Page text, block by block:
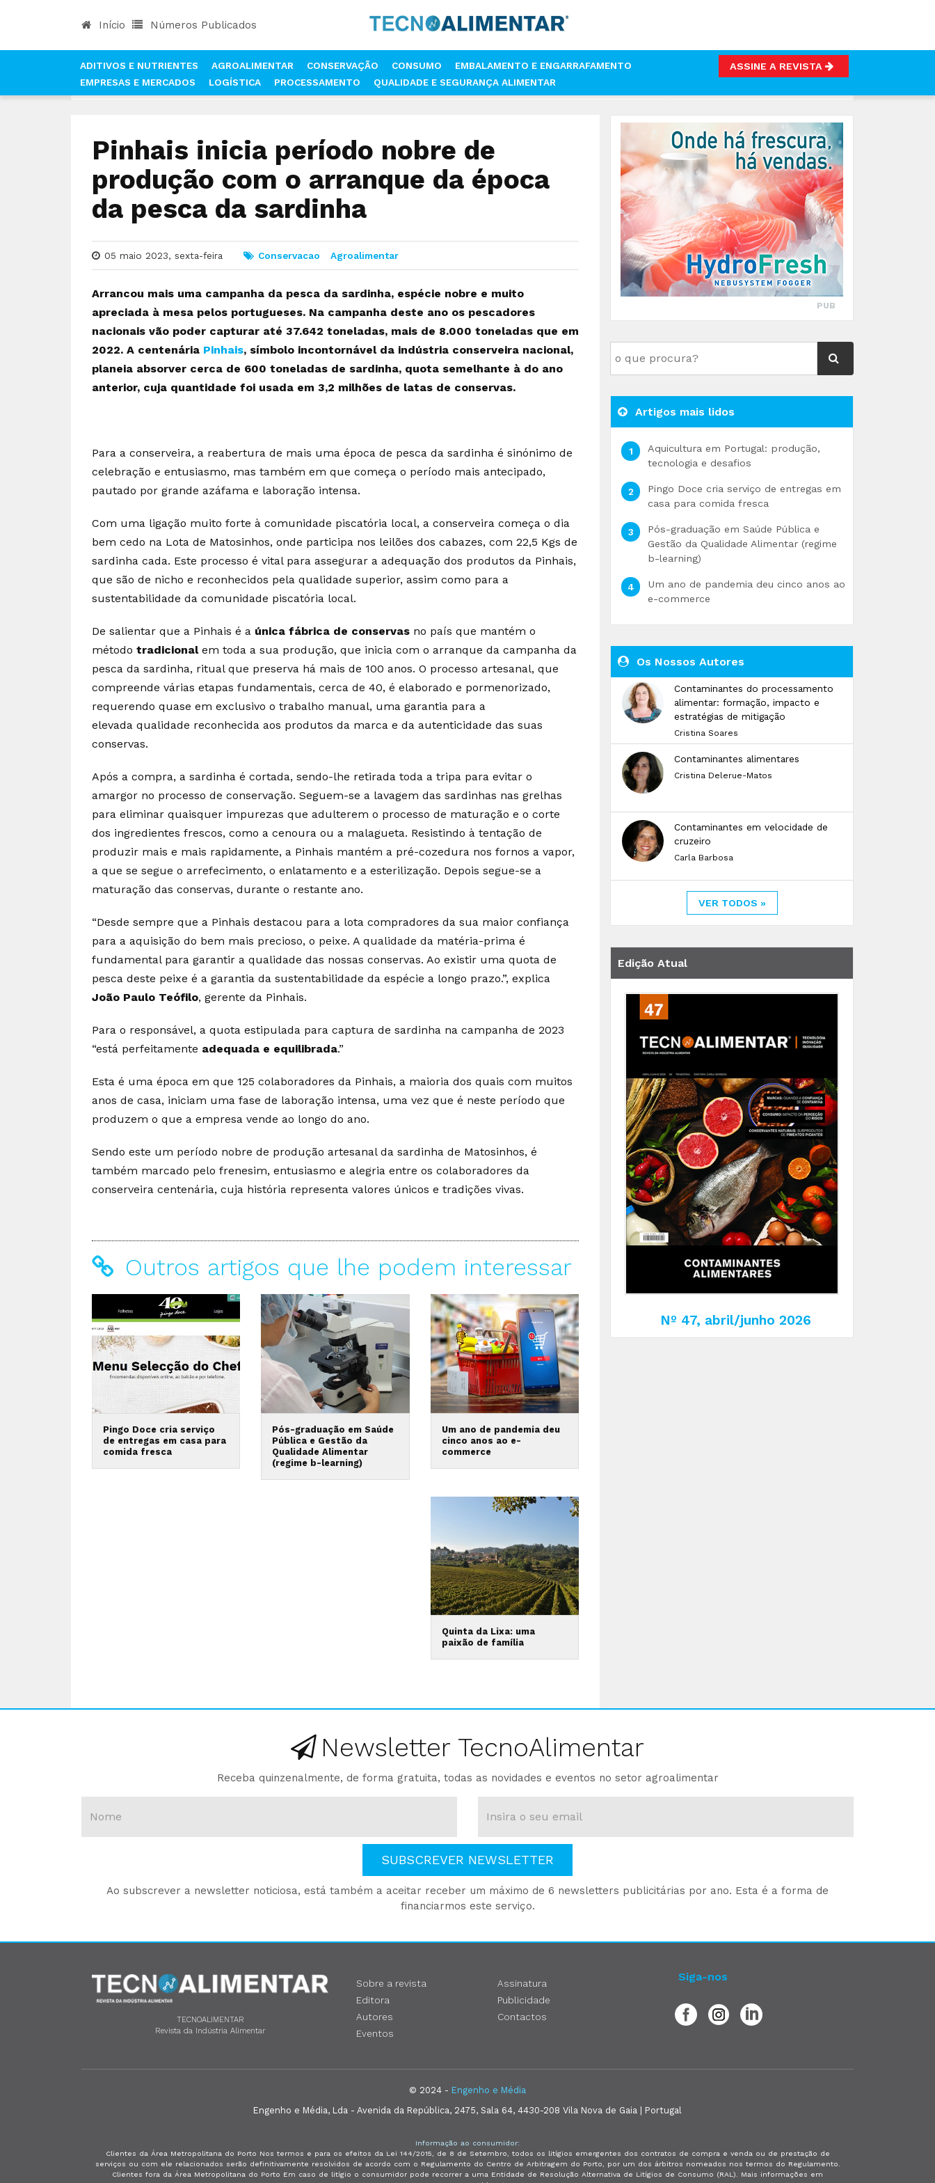
Início Números Publicados
ADITIVOS E NUTRIENTES AGROALIMENTAR CONSERVAÇÃO CONSUMO
EMBALAMENTO E ENGARRAFAMENTO
EMPRESAS E MERCADOS
LOGÍSTICA PROCESSAMENTO QUALIDADE E SEGURANÇA ALIMENTAR
ASSINE A REVISTA
PINHAIS INICIA PERÍODO NOBRE DE PRODUÇÃO COM O ARRANQUE DA ÉPOCA DA PESCA DA SARDINHA
Pinhais inicia período nobre de
produção com o arranque da época
da pesca da sardinha
05 maio 2023, sexta-feira Conservacao Agroalimentar
Arrancou mais uma campanha da pesca da sardinha, espécie nobre e muito
apreciada à mesa pelos portugueses. Na campanha deste ano os pescadores
nacionais vão poder capturar até 37.642 toneladas, mais de 8.000 toneladas que em
2022. A centenária Pinhais, símbolo incontornável da indústria conserveira nacional,
planeia absorver cerca de 600 toneladas de sardinha, quota semelhante à do ano
anterior, cuja quantidade foi usada em 3,2 milhões de latas de conservas.
Para a conserveira, a reabertura de mais uma época de pesca da sardinha é sinónimo de
celebração e entusiasmo, mas também em que começa o período mais antecipado,
pautado por grande azáfama e laboração intensa.
Com uma ligação muito forte à comunidade piscatória local, a conserveira começa o dia
bem cedo na Lota de Matosinhos, onde participa nos leilões dos cabazes, com 22,5 Kgs de
sardinha cada. Este processo é vital para assegurar a adequação dos produtos da Pinhais,
que são de nicho e reconhecidos pela qualidade superior, assim como para a
sustentabilidade da comunidade piscatória local.
De salientar que a Pinhais é a única fábrica de conservas no país que mantém o
método tradicional em toda a sua produção, que inicia com o arranque da campanha da
pesca da sardinha, ritual que preserva há mais de 100 anos. O processo artesanal, que
compreende várias etapas fundamentais, cerca de 40, é elaborado e pormenorizado,
requerendo quase em exclusivo o trabalho manual, uma garantia para a
elevada qualidade reconhecida aos produtos da marca e da autenticidade das suas
conservas.
Após a compra, a sardinha é cortada, sendo-lhe retirada toda a tripa para evitar o
amargor no processo de conservação. Seguem-se a lavagem das sardinhas nas grelhas
para eliminar quaisquer impurezas que adulterem o processo de maturação e o corte
dos ingredientes frescos, como a cenoura ou a malagueta. Resistindo à tentação de
produzir mais e mais rapidamente, a Pinhais mantém a pré-cozedura nos fornos a vapor,
a que se segue o arrefecimento, o enlatamento e a esterilização. Depois segue-se a
maturação das conservas, durante o restante ano.
“Desde sempre que a Pinhais destacou para a lota compradores da sua maior confiança
para a aquisição do bem mais precioso, o peixe. A qualidade da matéria-prima é
fundamental para garantir a qualidade das nossas conservas. Ao existir uma quota de
pesca deste peixe é a garantia da sustentabilidade da espécie a longo prazo.”, explica
João Paulo Teófilo, gerente da Pinhais.
Para o responsável, a quota estipulada para captura de sardinha na campanha de 2023
“está perfeitamente adequada e equilibrada.”
Esta é uma época em que 125 colaboradores da Pinhais, a maioria dos quais com muitos
anos de casa, iniciam uma fase de laboração intensa, uma vez que é neste período que
produzem o que a empresa vende ao longo do ano.
Sendo este um período nobre de produção artesanal da sardinha de Matosinhos, é
também marcado pelo frenesim, entusiasmo e alegria entre os colaboradores da
conserveira centenária, cuja história representa valores únicos e tradições vivas.
Outros artigos que lhe podem interessar
Pingo Doce cria serviço
de entregas em casa para
comida fresca
Pós-graduação em Saúde
Pública e Gestão da
Qualidade Alimentar
(regime b-learning)
Um ano de pandemia deu
cinco anos ao e-
commerce
Quinta da Lixa: uma
paixão de família
PUB
Artigos mais lidos
Aquicultura em Portugal: produção,
tecnologia e desafios
Pingo Doce cria serviço de entregas em
casa para comida fresca
Pós-graduação em Saúde Pública e
Gestão da Qualidade Alimentar (regime
b-learning)
Um ano de pandemia deu cinco anos ao
e-commerce
Os Nossos Autores
Contaminantes do processamento
alimentar: formação, impacto e
estratégias de mitigação
Cristina Soares
Contaminantes alimentares
Cristina Delerue-Matos
Contaminantes em velocidade de
cruzeiro
Carla Barbosa
VER TODOS »
Edição Atual
Nº 47, abril/junho 2026
Newsletter TecnoAlimentar
Receba quinzenalmente, de forma gratuita, todas as novidades e eventos no setor agroalimentar
SUBSCREVER NEWSLETTER
Ao subscrever a newsletter noticiosa, está também a aceitar receber um máximo de 6 newsletters publicitárias por ano. Esta é a forma de
financiarmos este serviço.
TECNOALIMENTAR
Revista da Indústria Alimentar
Sobre a revista
Editora
Autores
Eventos
Assinatura
Publicidade
Contactos
Siga-nos
© 2024 - Engenho e Média
Engenho e Média, Lda - Avenida da República, 2475, Sala 64, 4430-208 Vila Nova de Gaia | Portugal
Informação ao consumidor:
Clientes da Área Metropolitana do Porto Nos termos e para os efeitos da Lei 144/2015, de 8 de Setembro, todos os litígios emergentes dos contratos de compra e venda ou de prestação de
serviços ou com ele relacionados serão definitivamente resolvidos de acordo com o Regulamento do Centro de Arbitragem do Porto, por um dos árbitros nomeados nos termos do Regulamento.
Clientes fora da Área Metropolitana do Porto Em caso de litígio o consumidor pode recorrer a uma Entidade de Resolução Alternativa de Litígios de Consumo (RAL). Mais informações em